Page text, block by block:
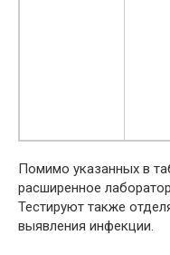
Помимо указанных в
расширенное
Тестируют также
выявления инфекции.